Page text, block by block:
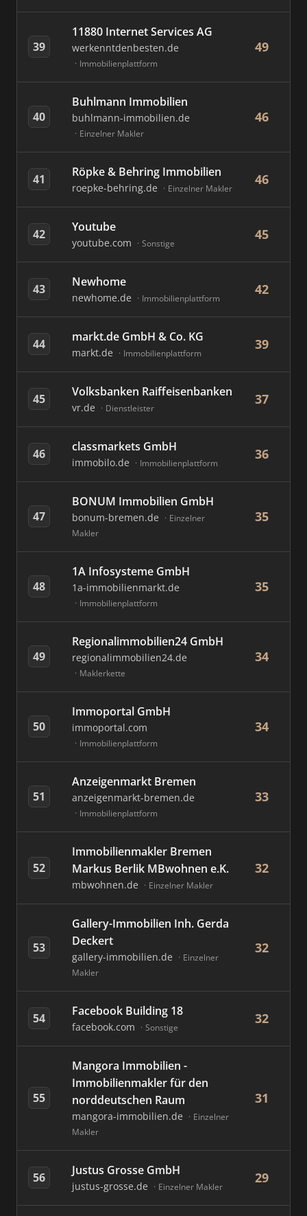
39
11880 Internet Services AG
werkenntdenbesten.de
Immobilienplattform
49
40
Buhlmann Immobilien
buhlmann-immobilien.de
Einzelner Makler
46
41 Röpke & Behring Immobilien
roepke-behring.de Einzelner Makler
46
42 Youtube
youtube.com Sonstige
45
43 Newhome
newhome.de Immobilienplattform
42
44 markt.de GmbH & Co. KG
markt.de Immobilienplattform
39
45 Volksbanken Raiffeisenbanken
vr.de Dienstleister
37
46 classmarkets GmbH
immobilo.de Immobilienplattform
36
47
BONUM Immobilien GmbH
bonum-bremen.de
Einzelner
Makler
35
48
1A Infosysteme GmbH
1a-immobilienmarkt.de
Immobilienplattform
35
49
Regionalimmobilien24 GmbH
regionalimmobilien24.de
Maklerkette
34
50
Immoportal GmbH
immoportal.com
Immobilienplattform
34
51
Anzeigenmarkt Bremen
anzeigenmarkt-bremen.de
Immobilienplattform
33
52
Immobilienmakler Bremen
Markus Berlik MBwohnen e.K.
mbwohnen.de Einzelner Makler
32
53
Gallery-Immobilien Inh. Gerda
Deckert
gallery-immobilien.de
Einzelner
Makler
32
54 Facebook Building 18
facebook.com Sonstige
32
55
Mangora Immobilien -
Immobilienmakler für den
norddeutschen Raum
mangora-immobilien.de
Einzelner
Makler
31
56 Justus Grosse GmbH
justus-grosse.de Einzelner Makler
29